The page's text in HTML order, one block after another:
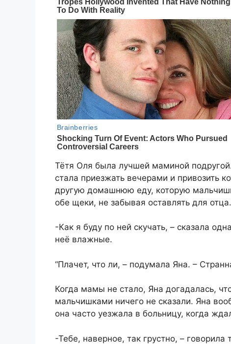
Тётя Оля была лучшей маминой
стала приезжать вечерами и привозить
другую домашнюю еду, которую
обе щеки, не забывая оставлять для отца.
-Как я буду по ней скучать, – сказала
неё влажные.
“Плачет, что ли, – подумала Яна. –
Когда мамы не стало, Яна догадалась,
мальчишками ничего не сказали. Яна
она часто уезжала в больницу, когда
-Тебе, наверное, так грустно, –